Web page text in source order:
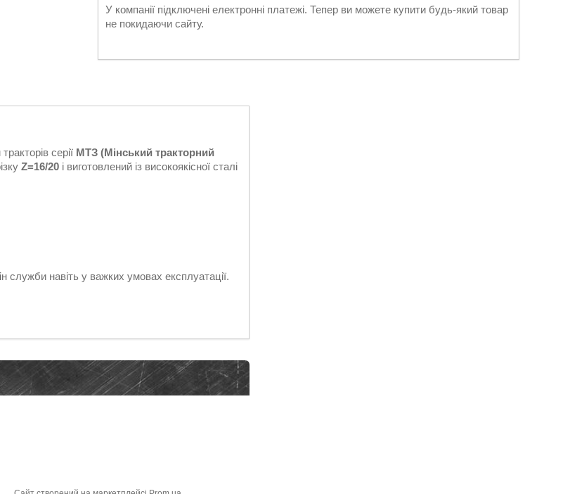
У компанії підключені електронні платежі. Тепер ви можете купити будь-який товар
не покидаючи сайту.
серії МТЗ (Мінський тракторний
Z=16/20 і виготовлений із високоякісної сталі
служби навіть у важких умовах експлуатації.